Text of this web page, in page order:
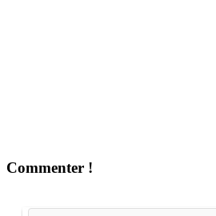
Commenter !